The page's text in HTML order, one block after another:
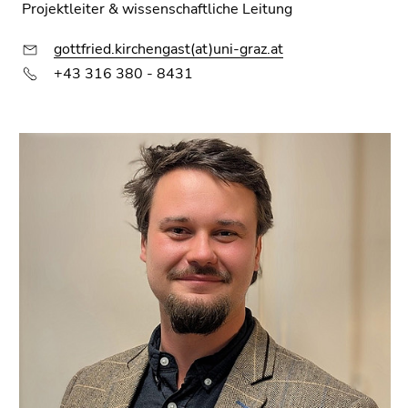
Projektleiter & wissenschaftliche Leitung
gottfried.kirchengast(at)uni-graz.at
+43 316 380 - 8431